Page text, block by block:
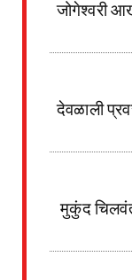
जोगेश्वरी
देवळाली
मुकुंद चिलवंत